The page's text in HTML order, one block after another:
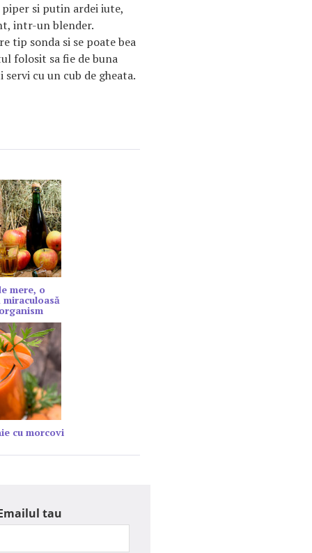
si putin ardei iute,
intr-un blender.
tip sonda si se poate bea
folosit sa fie de buna
cu un cub de gheata.
mere, o
cu morcovi
tau